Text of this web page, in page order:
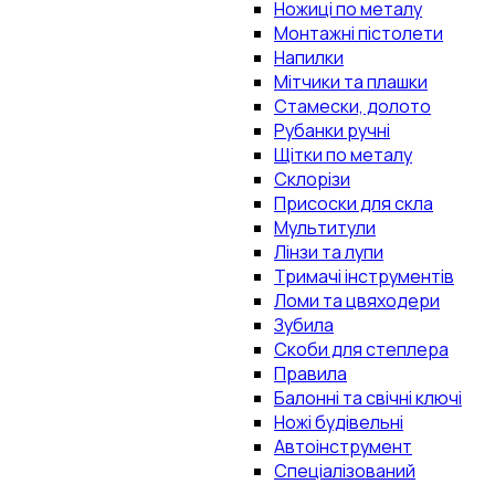
Ножиці по металу
Монтажні пістолети
Напилки
Мітчики та плашки
Стамески, долото
Рубанки ручні
Щітки по металу
Склорізи
Присоски для скла
Мультитули
Лінзи та лупи
Тримачі інструментів
Ломи та цвяходери
Зубила
Скоби для степлера
Правила
Балонні та свічні ключі
Ножі будівельні
Автоінструмент
Спеціалізований